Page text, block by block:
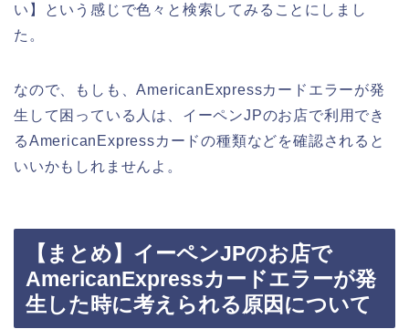
い】という感じで色々と検索してみることにしまし
た。
なので、もしも、AmericanExpressカードエラーが発
生して困っている人は、イーペンJPのお店で利用でき
るAmericanExpressカードの種類などを確認されると
いいかもしれませんよ。
【まとめ】イーペンJPのお店で
AmericanExpressカードエラーが発
生した時に考えられる原因について